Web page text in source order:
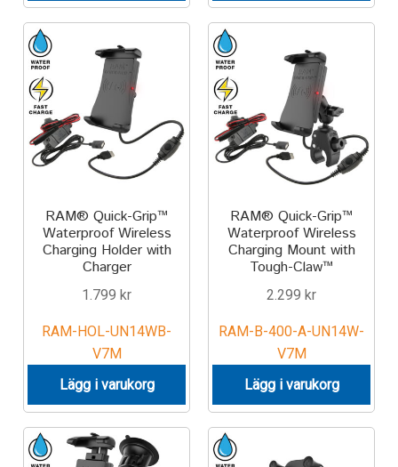
Holders
Monitor
Mounts
IntelliSkin
PRODUKTSERIE
GDS Tech Tab-Lock
IntelliSkin
No-Drill
RAM® Quick-Grip™
Waterproof Wireless
Charging Holder with
Charger
1.799 kr
RAM-HOL-UN14WB-
V7M
Lägg i varukorg
RAM® Quick-Grip™
Waterproof Wireless
Charging Mount with
Tough-Claw™
2.299 kr
RAM-B-400-A-UN14W-
V7M
Lägg i varukorg